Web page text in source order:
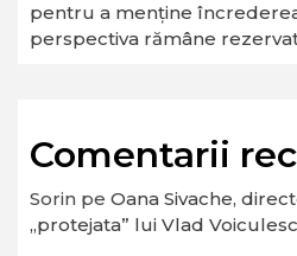
pentru a menține
perspectiva rămâne
Comentarii
Sorin pe Oana Sivache,
„protejata” lui Vlad